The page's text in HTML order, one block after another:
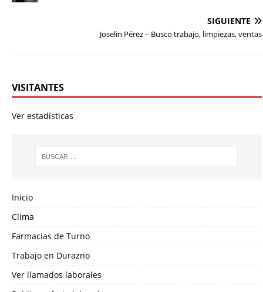
SIGUIENTE
Joselin Pérez – Busco trabajo, limpiezas, ventas
VISITANTES
Ver estadísticas
Inicio
Clima
Farmacias de Turno
Trabajo en Durazno
Ver llamados laborales